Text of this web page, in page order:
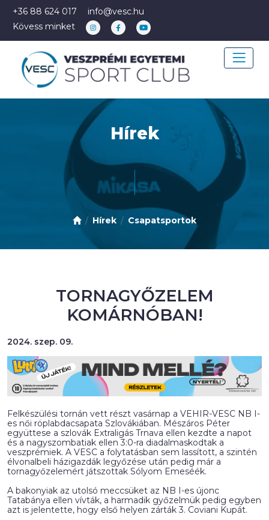
+36 88 624 017
info@vesc.hu
Kövess minket
Hírek
Hírek Csapatsportok
TORNAGYŐZELEM
KOMÁRNÓBAN!
2024. szep. 09.
Felkészülési tornán vett részt vasárnap a VEHIR-VESC NB I-
es női röplabdacsapata Szlovákiában. Mészáros Péter
együttese a szlovák Extraligás Trnava ellen kezdte a napot
és a nagyszombatiak ellen 3:0-ra diadalmaskodtak a
veszprémiek. A VESC a folytatásban sem lassított, a szintén
élvonalbeli házigazdák legyőzése után pedig már a
tornagyőzelemért játszottak Sólyom Emeséék.
A bakonyiak az utolsó meccsüket az NB I-es újonc
Tatabánya ellen vívták, a harmadik győzelmük pedig egyben
azt is jelentette, hogy első helyen zárták 3. Coviani Kupát.